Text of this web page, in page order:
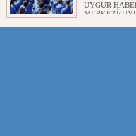
UYGUR
MHP’DEN